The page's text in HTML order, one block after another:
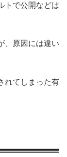
トで公開などは
、原因には違い
れてしまった有